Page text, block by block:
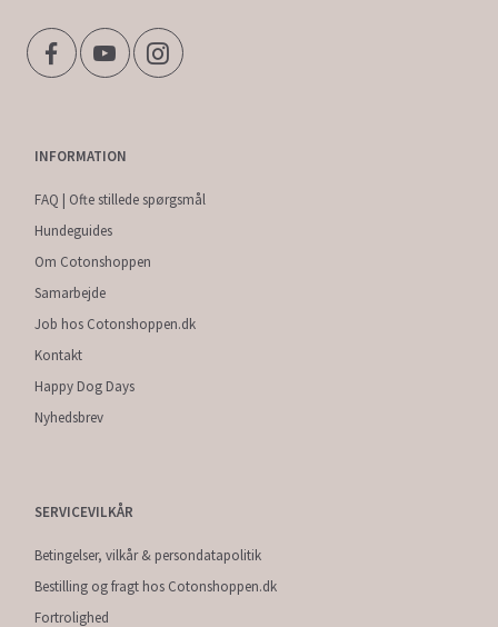
INFORMATION
FAQ | Ofte stillede spørgsmål
Hundeguides
Om Cotonshoppen
Samarbejde
Job hos Cotonshoppen.dk
Kontakt
Happy Dog Days
Nyhedsbrev
SERVICEVILKÅR
Betingelser, vilkår & persondatapolitik
Bestilling og fragt hos Cotonshoppen.dk
Fortrolighed